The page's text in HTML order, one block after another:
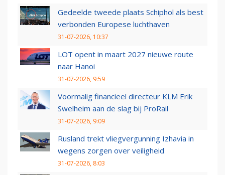
Gedeelde tweede plaats Schiphol als best
verbonden Europese luchthaven
31-07-2026, 10:37
LOT opent in maart 2027 nieuwe route
naar Hanoi
31-07-2026, 9:59
Voormalig financieel directeur KLM Erik
Swelheim aan de slag bij ProRail
31-07-2026, 9:09
Rusland trekt vliegvergunning Izhavia in
wegens zorgen over veiligheid
31-07-2026, 8:03